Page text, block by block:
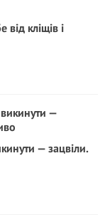
від кліщів і
— зацвіли.